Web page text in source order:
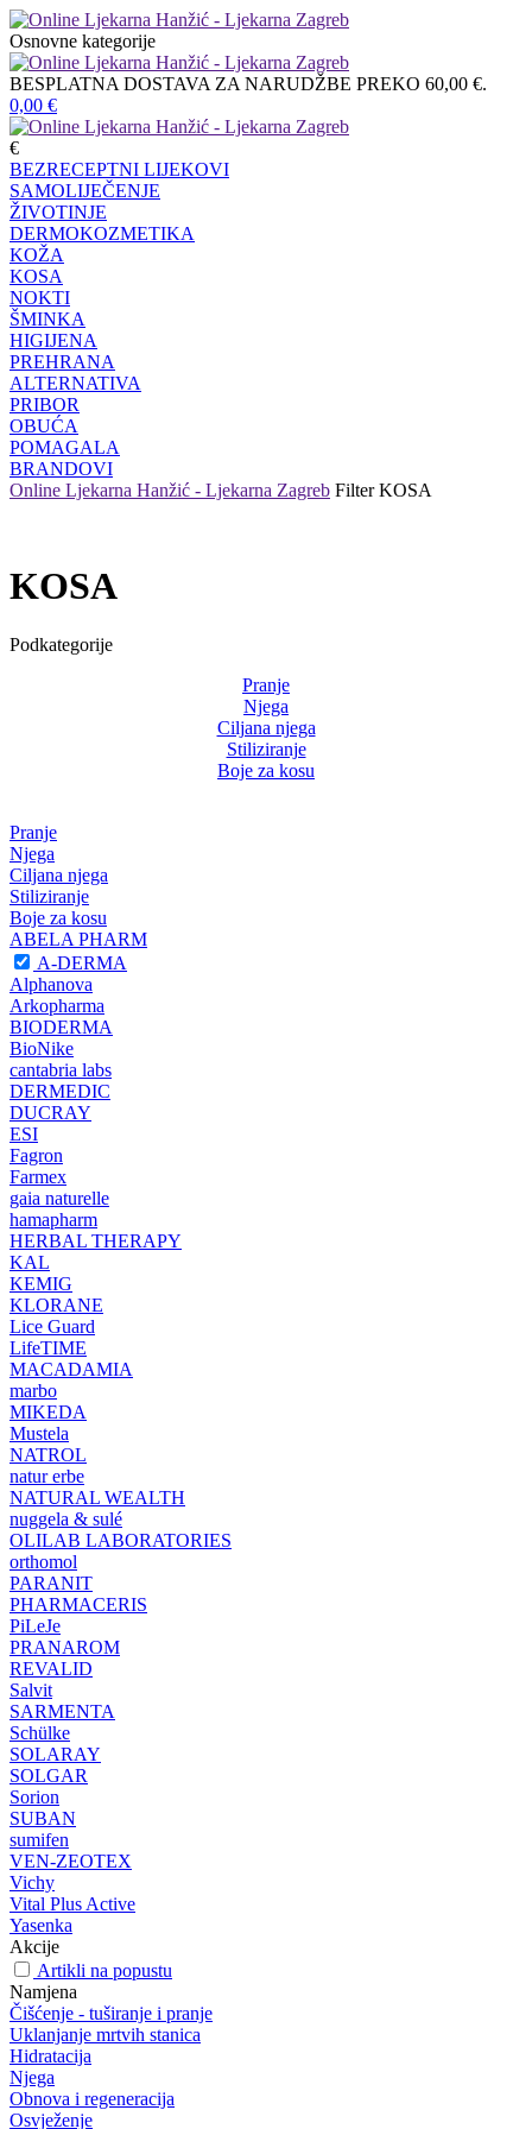
Osnovne kategorije
BESPLATNA DOSTAVA ZA NARUDŽBE PREKO 60,00 €.
0,00 €
€
BEZRECEPTNI LIJEKOVI
SAMOLIJEČENJE
ŽIVOTINJE
DERMOKOZMETIKA
KOŽA
KOSA
NOKTI
ŠMINKA
HIGIJENA
PREHRANA
ALTERNATIVA
PRIBOR
OBUĆA
POMAGALA
BRANDOVI
Online Ljekarna Hanžić - Ljekarna Zagreb Filter KOSA
KOSA
Podkategorije
Pranje
Njega
Ciljana njega
Stiliziranje
Boje za kosu
Pranje
Njega
Ciljana njega
Stiliziranje
Boje za kosu
ABELA PHARM
A-DERMA
Alphanova
Arkopharma
BIODERMA
BioNike
cantabria labs
DERMEDIC
DUCRAY
ESI
Fagron
Farmex
gaia naturelle
hamapharm
HERBAL THERAPY
KAL
KEMIG
KLORANE
Lice Guard
LifeTIME
MACADAMIA
marbo
MIKEDA
Mustela
NATROL
natur erbe
NATURAL WEALTH
nuggela & sulé
OLILAB LABORATORIES
orthomol
PARANIT
PHARMACERIS
PiLeJe
PRANAROM
REVALID
Salvit
SARMENTA
Schülke
SOLARAY
SOLGAR
Sorion
SUBAN
sumifen
VEN-ZEOTEX
Vichy
Vital Plus Active
Yasenka
Akcije
Artikli na popustu
Namjena
Čišćenje - tuširanje i pranje
Uklanjanje mrtvih stanica
Hidratacija
Njega
Obnova i regeneracija
Osvježenje